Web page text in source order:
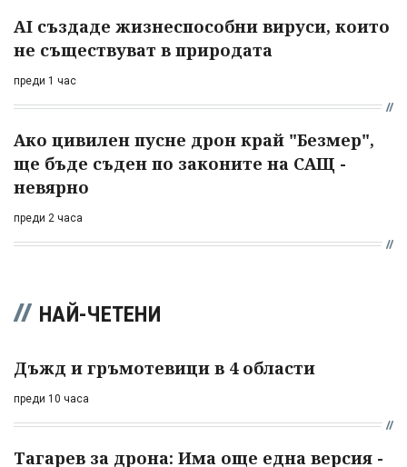
AI създаде жизнеспособни вируси, които
не съществуват в природата
преди 1 час
Ако цивилен пусне дрон край "Безмер",
ще бъде съден по законите на САЩ -
невярно
преди 2 часа
НАЙ-ЧЕТЕНИ
Дъжд и гръмотевици в 4 области
преди 10 часа
Тагарев за дрона: Има още една версия -